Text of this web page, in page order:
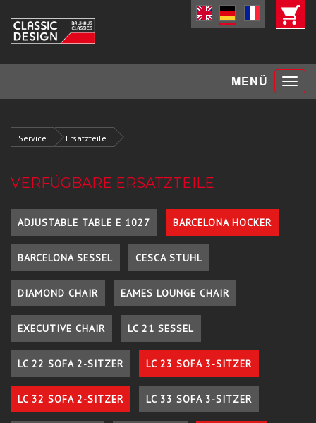
MENÜ Toggle
Service Ersatzteile
VERFÜGBARE ERSATZTEILE
ADJUSTABLE TABLE E 1027 BARCELONA HOCKER
BARCELONA SESSEL CESCA STUHL
DIAMOND CHAIR EAMES LOUNGE CHAIR
EXECUTIVE CHAIR LC 21 SESSEL
LC 22 SOFA 2-SITZER LC 23 SOFA 3-SITZER
LC 32 SOFA 2-SITZER LC 33 SOFA 3-SITZER